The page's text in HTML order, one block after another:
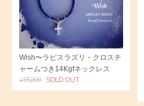
Wish〜ラピスラズリ・クロスチ
ャームつき14Kgfネックレス
¥13,200 SOLD OUT